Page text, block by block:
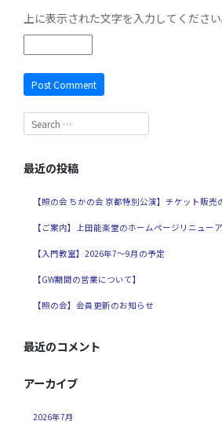
上に表示された文字を入力してください
最近の投稿
【照の会 ちかの会 京都特別公演】チケット販売
【ご案内】上田能楽堂のホームページリニュー
【入門教室】2026年7～9月の予定
【GW期間の営業について】
【照の会】会員更新のお知らせ
最近のコメント
アーカイブ
2026年7月